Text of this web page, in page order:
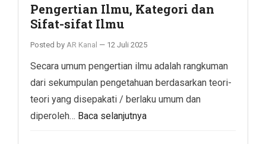
Pengertian Ilmu, Kategori dan
Sifat-sifat Ilmu
Posted by AR Kanal — 12 Juli 2025
Secara umum pengertian ilmu adalah rangkuman
dari sekumpulan pengetahuan berdasarkan teori-
teori yang disepakati / berlaku umum dan
diperoleh… Baca selanjutnya